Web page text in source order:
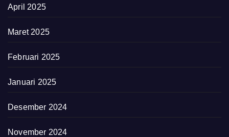
April 2025
Maret 2025
Februari 2025
Januari 2025
Desember 2024
November 2024